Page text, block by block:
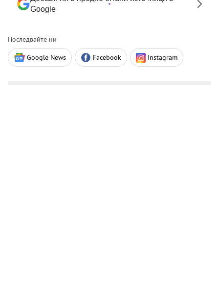
Google
Последвайте ни
Google News Facebook Instagram